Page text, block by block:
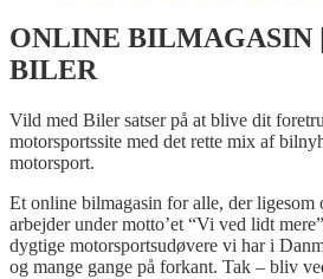
ONLINE BILMAGASIN
BILER
Vild med Biler satser på at blive dit
motorsportssite med det rette mix af
motorsport.
Et online bilmagasin for alle, der ligesom
arbejder under motto’et “Vi ved lidt
dygtige motorsportsudøvere vi har i
og mange gange på forkant. Tak – bliv